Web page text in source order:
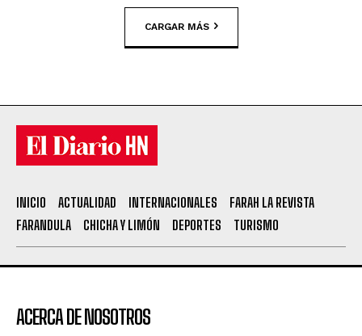
CARGAR MÁS
INICIO ACTUALIDAD INTERNACIONALES
FARAH LA REVISTA
FARANDULA
CHICHA Y LIMÓN DEPORTES TURISMO
ACERCA DE NOSOTROS